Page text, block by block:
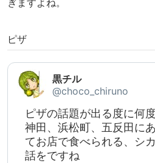
ぎますよね。
ピザ
黒チル
@choco_chiruno
ピザの話題が出る度に何
神田、浜松町、五反田に
てお店で食べられる、シ
話をですね